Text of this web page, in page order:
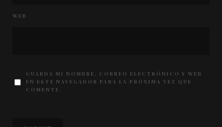
WEB
GUARDA MI NOMBRE, CORREO ELECTRÓNICO Y WEB
EN ESTE NAVEGADOR PARA LA PRÓXIMA VEZ QUE
COMENTE.